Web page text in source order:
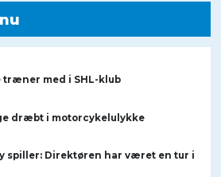
træner med i SHL-klub
dræbt i motorcykelulykke
spiller: Direktøren har været en tur i